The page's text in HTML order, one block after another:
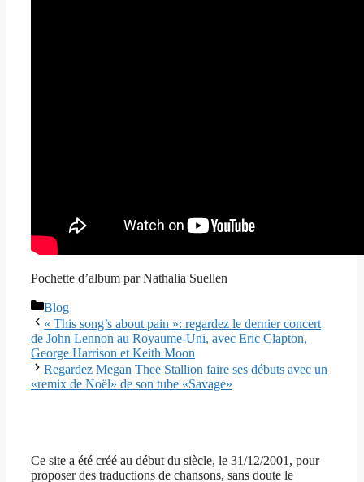
Pochette d’album par Nathalia Suellen
Catégories
Blog
« This song’s about pain »: regardez le dernier concert
de John Lennon au Royaume-Uni, avec Eric Clapton,
George Harrison et Keith Moon
Regardez Megan Thee Stallion faire ses débuts avec un
«remix de Noël» de son tube «Savage»
Ce site a été créé au début du siècle, le 31/12/2001, pour
proposer des traductions de chansons, sans doute le